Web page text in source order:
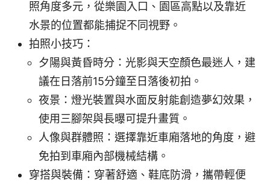
照角度多元，從樂園入口、園區高點以及靠近
水景的位置都能捕捉不同視野。
拍照小技巧：
夕陽與黃昏時分：光影與天空顏色最迷人，建
議在日落前15分鐘至日落後初拍。
夜景：燈光裝置與水面反射能創造夢幻效果，
使用三腳架與長曝可提升畫質。
人像與群體照：選擇靠近車廂落地的角度，避
免拍到車廂內部機械結構。
穿搭與裝備：穿著舒適、鞋底防滑，攜帶輕便